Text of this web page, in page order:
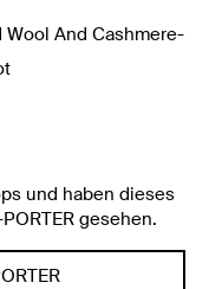
And Cashmere-
und haben dieses
gesehen.